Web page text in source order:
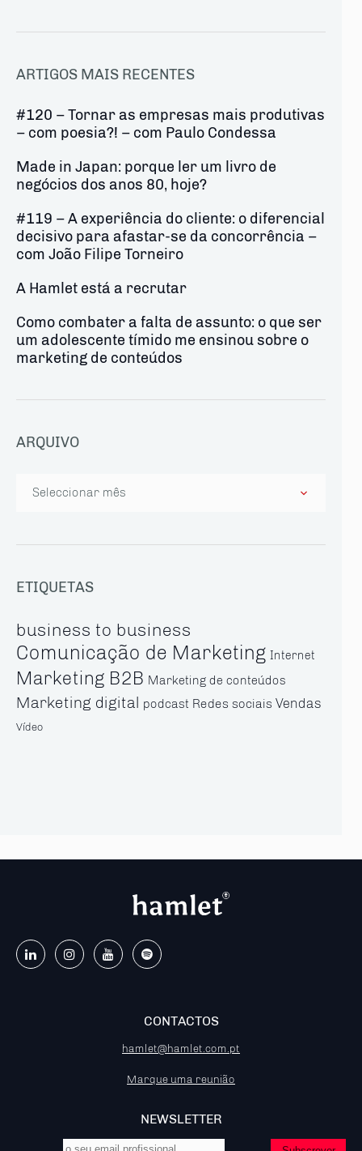
ARTIGOS MAIS RECENTES
#120 – Tornar as empresas mais produtivas
– com poesia?! – com Paulo Condessa
Made in Japan: porque ler um livro de
negócios dos anos 80, hoje?
#119 – A experiência do cliente: o diferencial
decisivo para afastar-se da concorrência –
com João Filipe Torneiro
A Hamlet está a recrutar
Como combater a falta de assunto: o que ser
um adolescente tímido me ensinou sobre o
marketing de conteúdos
ARQUIVO
ETIQUETAS
business to business
Comunicação de Marketing Internet
Marketing B2B Marketing de conteúdos
Marketing digital podcast Redes sociais Vendas
Vídeo
CONTACTOS
hamlet@hamlet.com.pt
Marque uma reunião
NEWSLETTER